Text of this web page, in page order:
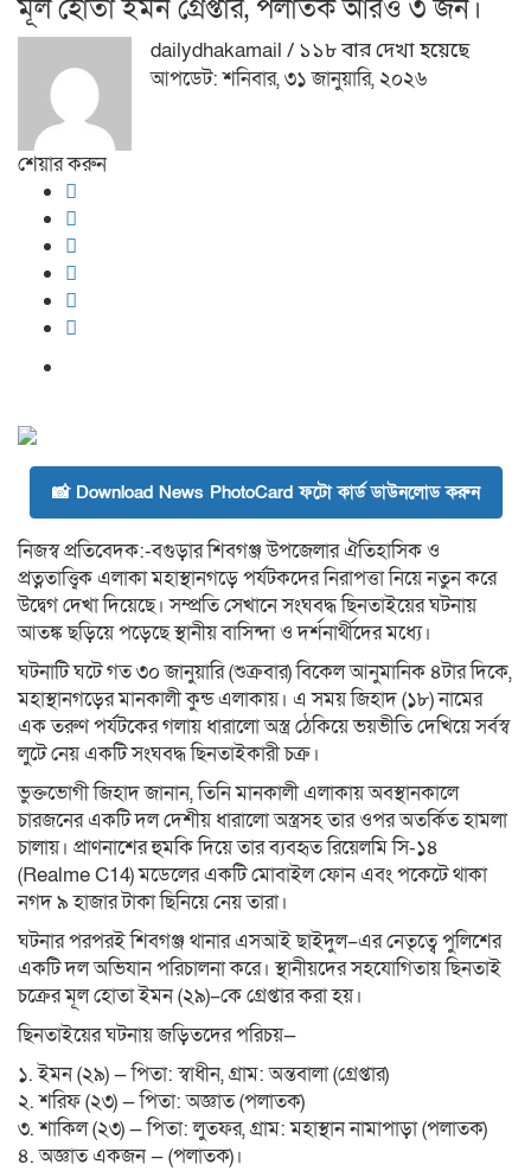
মূল হোতা ইমন গ্রেপ্তার, পলাতক আরও ৩ জন।
dailydhakamail / ১১৮ বার দেখা হয়েছে
আপডেট: শনিবার, ৩১ জানুয়ারি, ২০২৬
শেয়ার করুন
📸 Download News PhotoCard ফটো কার্ড ডাউনলোড করুন
নিজস্ব প্রতিবেদক:-বগুড়ার শিবগঞ্জ উপজেলার ঐতিহাসিক ও
প্রত্নতাত্ত্বিক এলাকা মহাস্থানগড়ে পর্যটকদের নিরাপত্তা নিয়ে নতুন করে
উদ্বেগ দেখা দিয়েছে। সম্প্রতি সেখানে সংঘবদ্ধ ছিনতাইয়ের ঘটনায়
আতঙ্ক ছড়িয়ে পড়েছে স্থানীয় বাসিন্দা ও দর্শনার্থীদের মধ্যে।
ঘটনাটি ঘটে গত ৩০ জানুয়ারি (শুক্রবার) বিকেল আনুমানিক ৪টার দিকে,
মহাস্থানগড়ের মানকালী কুন্ড এলাকায়। এ সময় জিহাদ (১৮) নামের
এক তরুণ পর্যটকের গলায় ধারালো অস্ত্র ঠেকিয়ে ভয়ভীতি দেখিয়ে সর্বস্ব
লুটে নেয় একটি সংঘবদ্ধ ছিনতাইকারী চক্র।
ভুক্তভোগী জিহাদ জানান, তিনি মানকালী এলাকায় অবস্থানকালে
চারজনের একটি দল দেশীয় ধারালো অস্ত্রসহ তার ওপর অতর্কিত হামলা
চালায়। প্রাণনাশের হুমকি দিয়ে তার ব্যবহৃত রিয়েলমি সি-১৪
(Realme C14) মডেলের একটি মোবাইল ফোন এবং পকেটে থাকা
নগদ ৯ হাজার টাকা ছিনিয়ে নেয় তারা।
ঘটনার পরপরই শিবগঞ্জ থানার এসআই ছাইদুল–এর নেতৃত্বে পুলিশের
একটি দল অভিযান পরিচালনা করে। স্থানীয়দের সহযোগিতায় ছিনতাই
চক্রের মূল হোতা ইমন (২৯)–কে গ্রেপ্তার করা হয়।
ছিনতাইয়ের ঘটনায় জড়িতদের পরিচয়—
১. ইমন (২৯) — পিতা: স্বাধীন, গ্রাম: অন্তবালা (গ্রেপ্তার)
২. শরিফ (২৩) — পিতা: অজ্ঞাত (পলাতক)
৩. শাকিল (২৩) — পিতা: লুতফর, গ্রাম: মহাস্থান নামাপাড়া (পলাতক)
৪. অজ্ঞাত একজন — (পলাতক)।